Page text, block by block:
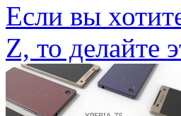
Если вы
Z, то делайте